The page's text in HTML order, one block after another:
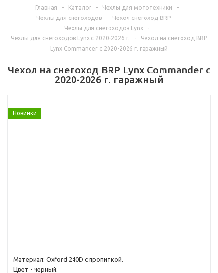
Главная - Каталог - Чехлы для мототехники
-
Чехлы для снегоходов
- Чехол снегоход BRP
-
Чехлы для снегоходов Lynx
-
Чехлы для снегоходов Lynx с 2020-2026 г.
-
Чехол на снегоход BRP
Lynx Commander с 2020-2026 г. гаражный
Чехол на снегоход BRP Lynx Commander с
2020-2026 г. гаражный
Новинки
Материал: Oxford 240D с пропиткой.
Цвет - черный.